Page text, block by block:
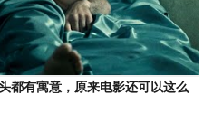
都有寓意，原来电影还可以这么